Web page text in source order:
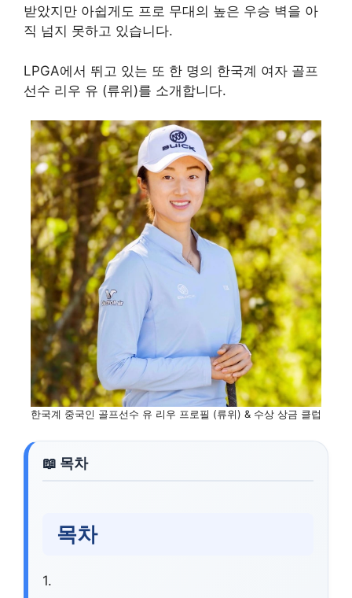
받았지만 아쉽게도 프로 무대의 높은 우승 벽을 아
직 넘지 못하고 있습니다.
LPGA에서 뛰고 있는 또 한 명의 한국계 여자 골프
선수 리우 유 (류위)를 소개합니다.
한국계 중국인 골프선수 유 리우 프로필 (류위) & 수상 상금 클럽
목차